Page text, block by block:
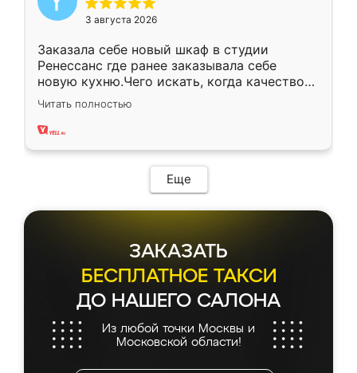
3 августа 2026
Заказала себе новый шкаф в студии
Ренессанс где ранее заказывала себе
новую кухню.Чего искать, когда качеством
вполне довольна. Служит кухня уже почти
два года, нареканий нет.
Читать полностью
Еще
ЗАКАЗАТЬ
БЕСПЛАТНОЕ ТАКСИ
ДО НАШЕГО САЛОНА
Из любой точки Москвы и
Московской области!